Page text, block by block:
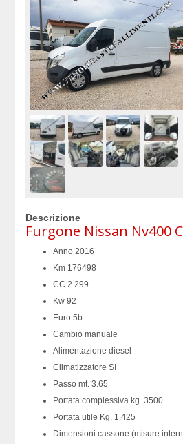
Descrizione
Furgone Nissan Nv400
Anno 2016
Km 176498
CC 2.299
Kw 92
Euro 5b
Cambio manuale
Alimentazione diesel
Climatizzatore SI
Passo mt. 3.65
Portata complessiva kg. 3500
Portata utile Kg. 1.425
Dimensioni cassone (misure